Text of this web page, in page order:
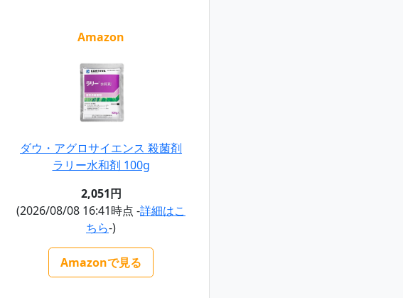
Amazon
ダウ・アグロサイエンス 殺菌剤
ラリー水和剤 100g
2,051円
(2026/08/08 16:41時点 -詳細はこ
ちら-)
Amazonで見る